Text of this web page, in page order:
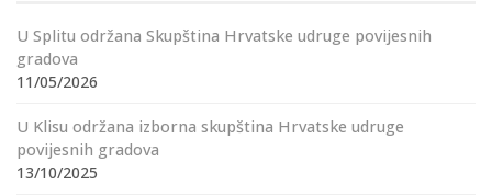
U Splitu održana Skupština Hrvatske udruge povijesnih
gradova
11/05/2026
U Klisu održana izborna skupština Hrvatske udruge
povijesnih gradova
13/10/2025